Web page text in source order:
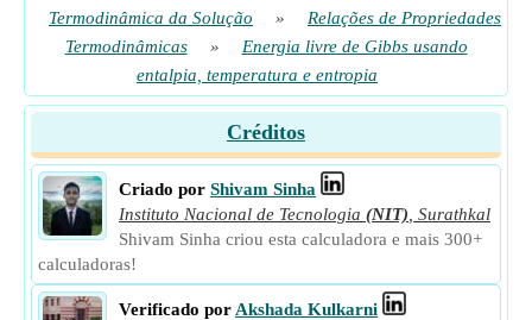
Termodinâmica da Solução
»
Relações de Propriedades
Termodinâmicas
»
Energia livre de Gibbs usando
entalpia, temperatura e entropia
Créditos
Criado por Shivam Sinha
Instituto Nacional de Tecnologia (NIT) Surathkal
Shivam Sinha criou esta calculadora e mais 300+
calculadoras!
Verificado por Akshada Kulkarni